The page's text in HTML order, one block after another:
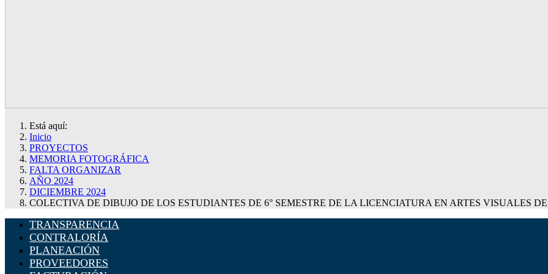
Está aquí:
Inicio
PROYECTOS
MEMORIA FOTOGRÁFICA
FALTA ORGANIZAR
AÑO 2024
DICIEMBRE 2024
COLECTIVA DE DIBUJO DE LOS ESTUDIANTES DE 6° SEMESTRE DE LA LICENCIATURA EN ARTES VISUALES
TRANSPARENCIA
CONTRALORÍA
PLANEACIÓN
PROVEEDORES